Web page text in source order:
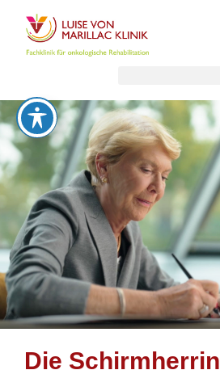
Die Schirmherrin